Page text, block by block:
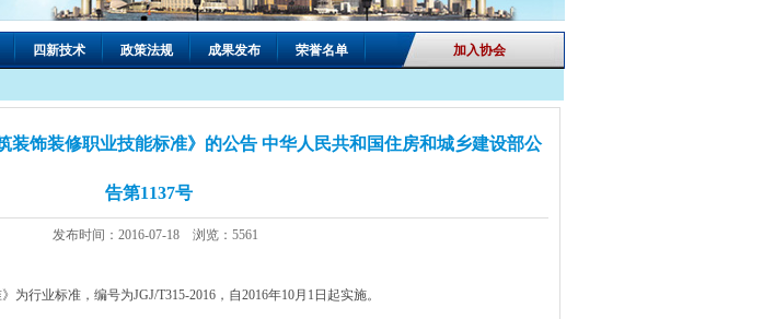
四新技术 政策法规 成果发布 荣誉名单 加入协会
装饰装修职业技能标准》的公告 中华人民共和国住房和城乡建设部公
告第1137号
发布时间：2016-07-18 浏览：5561
行业标准，编号为JGJ/T315-2016，自2016年10月1日起实施。